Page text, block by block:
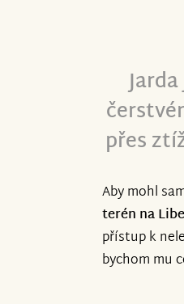
přes
Aby mohl
terén na
přístup k
bychom mu